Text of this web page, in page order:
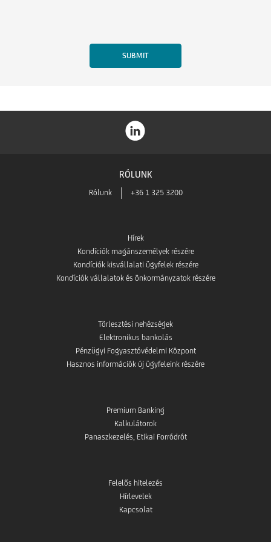
RÓLUNK
Rólunk +36 1 325 3200
Hírek
Kondíciók magánszemélyek részére
Kondíciók kisvállalati ügyfelek részére
Kondíciók vállalatok és önkormányzatok részére
Törlesztési nehézségek
Elektronikus bankolás
Pénzügyi Fogyasztóvédelmi Központ
Hasznos információk új ügyfeleink részére
Premium Banking
Kalkulátorok
Panaszkezelés, Etikai Forródrót
Felelős hitelezés
Hírlevelek
Kapcsolat